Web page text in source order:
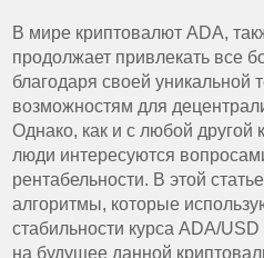
В мире криптовалют ADA,
продолжает привлекать все
благодаря своей уникальной
возможностям для
Однако, как и с любой другой
люди интересуются
рентабельности. В этой
алгоритмы, которые
стабильности курса ADA/
на будущее данной